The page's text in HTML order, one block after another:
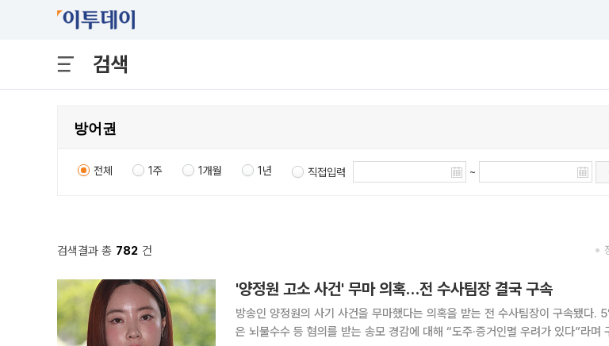
검색
전체 1주 1개월 1년 직접입력 ~
검색결과 총 782 건
'양정원 고소 사건' 무마 의혹…전 수사팀장 결국 구속
방송인 양정원의 사기 사건을 무마했다는 의혹을 받는 전 수사팀장이 구속됐다. 5일 서울남부지법
은 뇌물수수 등 혐의를 받는 송모 경감에 대해 “도주·증거인멸 우려가 있다”라며